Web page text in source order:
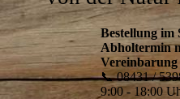
Bestellung im
Abholtermin
Vereinbarung
📞 08431 /
9:00 - 18:00